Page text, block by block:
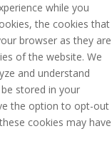
while you
the cookies that
browser as they are
of the website. We
and understand
stored in your
the option to opt-out
cookies may have